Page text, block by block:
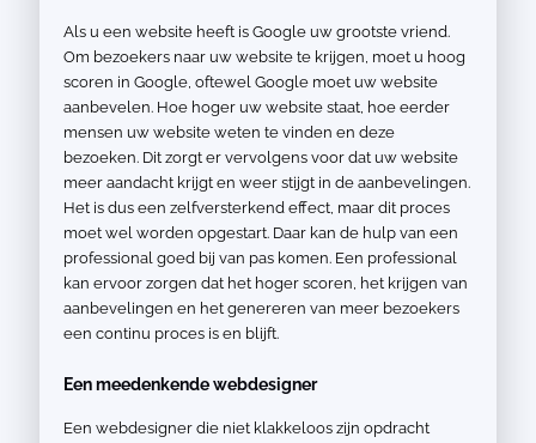
Als u een website heeft is Google uw grootste vriend.
Om bezoekers naar uw website te krijgen, moet u hoog
scoren in Google, oftewel Google moet uw website
aanbevelen. Hoe hoger uw website staat, hoe eerder
mensen uw website weten te vinden en deze
bezoeken. Dit zorgt er vervolgens voor dat uw website
meer aandacht krijgt en weer stijgt in de aanbevelingen.
Het is dus een zelfversterkend effect, maar dit proces
moet wel worden opgestart. Daar kan de hulp van een
professional goed bij van pas komen. Een professional
kan ervoor zorgen dat het hoger scoren, het krijgen van
aanbevelingen en het genereren van meer bezoekers
een continu proces is en blijft.
Een meedenkende webdesigner
Een webdesigner die niet klakkeloos zijn opdracht